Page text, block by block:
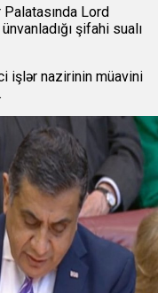
Lord
şifahi sualı
işlər nazirinin müavini